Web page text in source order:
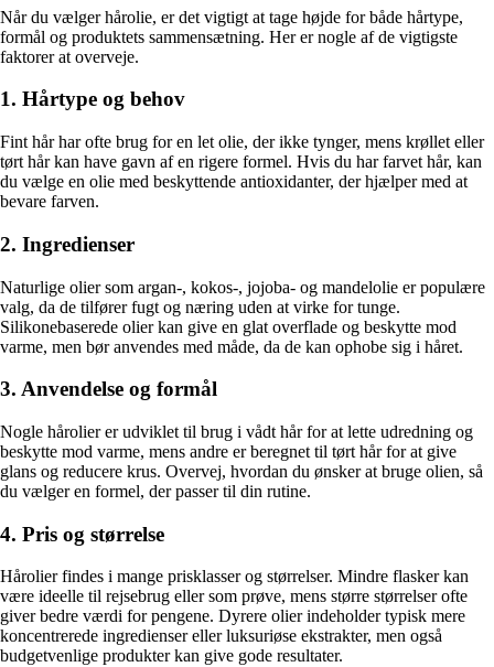
Når du vælger hårolie, er det vigtigt at tage højde for både hårtype,
formål og produktets sammensætning. Her er nogle af de vigtigste
faktorer at overveje.
1. Hårtype og behov
Fint hår har ofte brug for en let olie, der ikke tynger, mens krøllet eller
tørt hår kan have gavn af en rigere formel. Hvis du har farvet hår, kan
du vælge en olie med beskyttende antioxidanter, der hjælper med at
bevare farven.
2. Ingredienser
Naturlige olier som argan-, kokos-, jojoba- og mandelolie er populære
valg, da de tilfører fugt og næring uden at virke for tunge.
Silikonebaserede olier kan give en glat overflade og beskytte mod
varme, men bør anvendes med måde, da de kan ophobe sig i håret.
3. Anvendelse og formål
Nogle hårolier er udviklet til brug i vådt hår for at lette udredning og
beskytte mod varme, mens andre er beregnet til tørt hår for at give
glans og reducere krus. Overvej, hvordan du ønsker at bruge olien, så
du vælger en formel, der passer til din rutine.
4. Pris og størrelse
Hårolier findes i mange prisklasser og størrelser. Mindre flasker kan
være ideelle til rejsebrug eller som prøve, mens større størrelser ofte
giver bedre værdi for pengene. Dyrere olier indeholder typisk mere
koncentrerede ingredienser eller luksuriøse ekstrakter, men også
budgetvenlige produkter kan give gode resultater.